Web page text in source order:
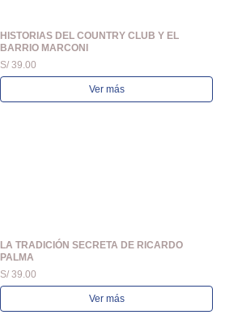
HISTORIAS DEL COUNTRY CLUB Y EL
BARRIO MARCONI
S/ 39.00
Ver más
LA TRADICIÓN SECRETA DE RICARDO
PALMA
S/ 39.00
Ver más